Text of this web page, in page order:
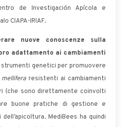
de Investigación Apícola e
CIAPA-IRIAF.
nuove conoscenze sulla
adattamento ai cambiamenti
strumenti genetici per promuovere
melliferaresistenti ai cambiamenti
(che sono direttamente coinvolti
buone pratiche di gestione e
MediBees ha quindi